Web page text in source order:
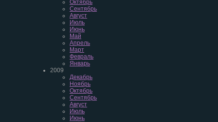
Октябрь
Сентябрь
Август
Июль
Июнь
Май
Апрель
Март
Февраль
Январь
2009
Декабрь
Ноябрь
Октябрь
Сентябрь
Август
Июль
Июнь